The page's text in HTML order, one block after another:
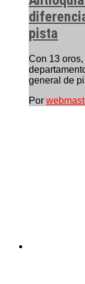
pista
Con 13
general de
Por